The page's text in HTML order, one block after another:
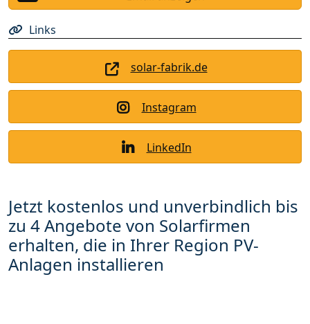
Links
solar-fabrik.de
Instagram
LinkedIn
Jetzt kostenlos und unverbindlich bis
zu 4 Angebote von Solarfirmen
erhalten, die in Ihrer Region PV-
Anlagen installieren